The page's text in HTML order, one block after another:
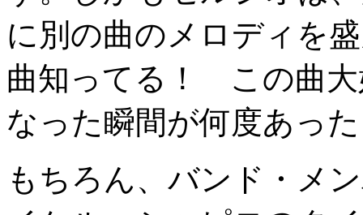
に別の曲のメロディを
曲知ってる！ この曲大
なった瞬間が何度あっ
もちろん、バンド・メ